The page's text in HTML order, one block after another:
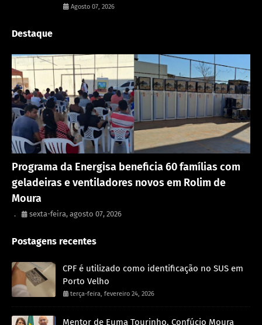
Agosto 07, 2026
Destaque
Programa da Energisa beneficia 60 famílias com
geladeiras e ventiladores novos em Rolim de
Moura
. sexta-feira, agosto 07, 2026
Postagens recentes
CPF é utilizado como identificação no SUS em
Porto Velho
terça-feira, fevereiro 24, 2026
Mentor de Euma Tourinho, Confúcio Moura